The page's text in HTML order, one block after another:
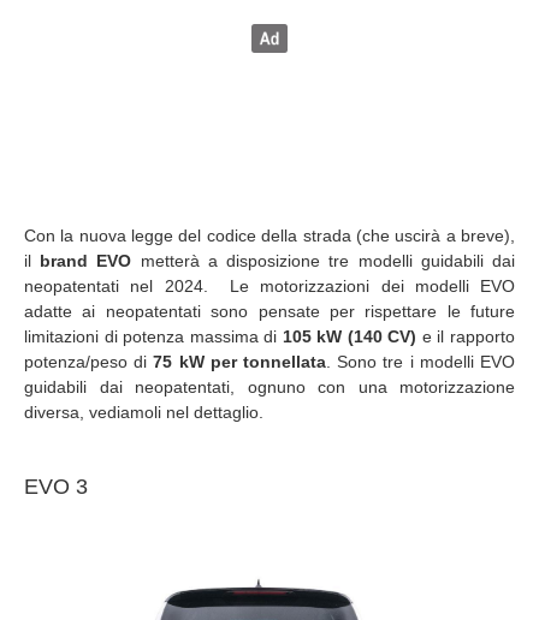
Con la nuova legge del codice della strada (che uscirà a breve),
il brand EVO metterà a disposizione tre modelli guidabili dai
neopatentati nel 2024. Le motorizzazioni dei modelli EVO
adatte ai neopatentati sono pensate per rispettare le future
limitazioni di potenza massima di 105 kW (140 CV) e il rapporto
potenza/peso di75 kW per tonnellata . Sono tre i modelli EVO
guidabili dai neopatentati, ognuno con una motorizzazione
diversa, vediamoli nel dettaglio.
EVO 3